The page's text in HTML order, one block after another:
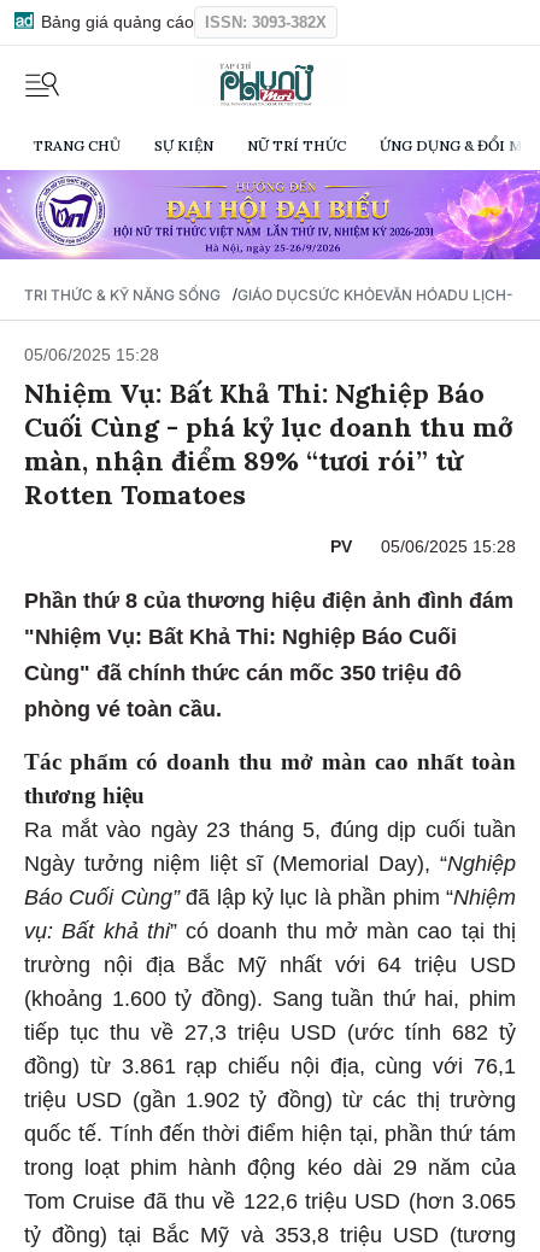
Bảng giá quảng cáo ISSN: 3093-382X
TRANG CHỦ SỰ KIỆN NỮ TRÍ THỨC ỨNG DỤNG & ĐỔI
TRI THỨC & KỸ NĂNG SỐNG /GIÁO DỤCSỨC KHỎEVĂN HÓADU LỊCH-
05/06/2025 15:28
Nhiệm Vụ: Bất Khả Thi: Nghiệp Báo
Cuối Cùng - phá kỷ lục doanh thu mở
màn, nhận điểm 89% “tươi rói” từ
Rotten Tomatoes
PV 05/06/2025 15:28
Phần thứ 8 của thương hiệu điện ảnh đình đám
"Nhiệm Vụ: Bất Khả Thi: Nghiệp Báo Cuối
Cùng" đã chính thức cán mốc 350 triệu đô
phòng vé toàn cầu.
Tác phẩm có doanh thu mở màn cao nhất toàn
thương hiệu
Ra mắt vào ngày 23 tháng 5, đúng dịp cuối tuần
Ngày tưởng niệm liệt sĩ (Memorial Day), “Nghiệp
Báo Cuối Cùng”đã lập kỷ lục là phần phim “Nhiệm
vụ: Bất khả thi” có doanh thu mở màn cao tại thị
trường nội địa Bắc Mỹ nhất với 64 triệu USD
(khoảng 1.600 tỷ đồng). Sang tuần thứ hai, phim
tiếp tục thu về 27,3 triệu USD (ước tính 682 tỷ
đồng) từ 3.861 rạp chiếu nội địa, cùng với 76,1
triệu USD (gần 1.902 tỷ đồng) từ các thị trường
quốc tế. Tính đến thời điểm hiện tại, phần thứ tám
trong loạt phim hành động kéo dài 29 năm của
Tom Cruise đã thu về 122,6 triệu USD (hơn 3.065
tỷ đồng) tại Bắc Mỹ và 353,8 triệu USD (tương